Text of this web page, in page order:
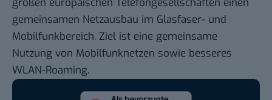
großen europäischen Telefongesellschaften einen
gemeinsamen Netzausbau im Glasfaser- und
Mobilfunkbereich. Ziel ist eine gemeinsame
Nutzung von Mobilfunknetzen sowie besseres
WLAN-Roaming.